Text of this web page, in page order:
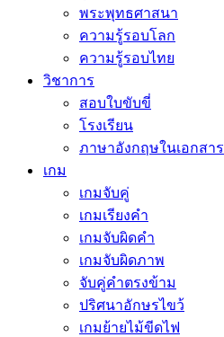
พระพุทธศาสนา
ความรู้รอบโลก
ความรู้รอบไทย
วิชาการ
สอบใบขับขี่
โรงเรียน
ภาษาอังกฤษในเอกสาร
เกม
เกมจับคู่
เกมเรียงคำ
เกมจับผิดคำ
เกมจับผิดภาพ
จับคู่คำตรงข้าม
ปริศนาอักษรไขว้
เกมย้ายไม้ขีดไฟ